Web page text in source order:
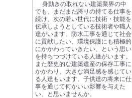
身動きの取れない建築業界の中
でも、まだまだ誇りの持てる仕事を
続け、次の若い世代に技術・技能を
伝承しようとしている技術者や職人
達がいます。防水工事を通じて社会
に貢献したい、環境保護にも積極的
にかかわっていきたい、という思い
を持ちつづけている人達がいます。
また歴史的な建築遺産の保存工事に
かかわり、大きな満足感を感じてい
る人達もいます。子供達の将来に仕
事を通じて何かいい影響を与えた
い、と思いませんか。